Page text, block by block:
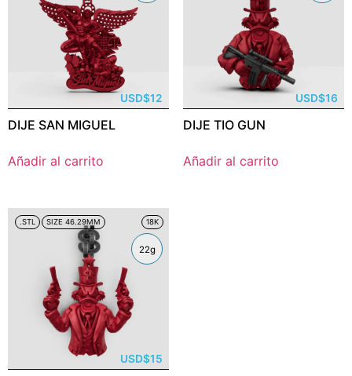
USD$12
DIJE SAN MIGUEL
Añadir al carrito
USD$16
DIJE TIO GUN
Añadir al carrito
.STL SIZE 46.29MM 18K
22g
USD$15